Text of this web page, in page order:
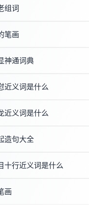
组词
笔画
神通词典
近义词是什么
近义词是什么
造句大全
十行近义词是什么
画